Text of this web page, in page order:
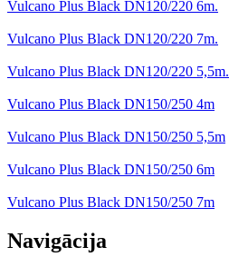
Vulcano Plus Black DN120/220 6m.
Vulcano Plus Black DN120/220 7m.
Vulcano Plus Black DN120/220 5,5m.
Vulcano Plus Black DN150/250 4m
Vulcano Plus Black DN150/250 5,5m
Vulcano Plus Black DN150/250 6m
Vulcano Plus Black DN150/250 7m
Navigācija